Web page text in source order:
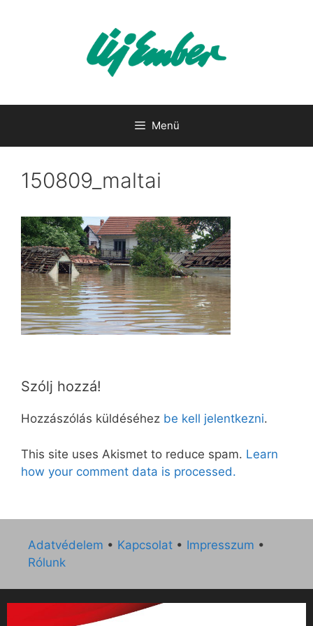
Menü
150809_maltai
Szólj hozzá!
Hozzászólás küldéséhez be kell jelentkezni.
This site uses Akismet to reduce spam. Learn
how your comment data is processed.
Adatvédelem • Kapcsolat • Impresszum •
Rólunk